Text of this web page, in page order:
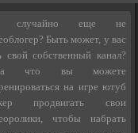
случайно еще не
Быть может, у вас
свой собственный канал?
что вы можете
на игре ютуб
продвигать свои
чтобы набрать